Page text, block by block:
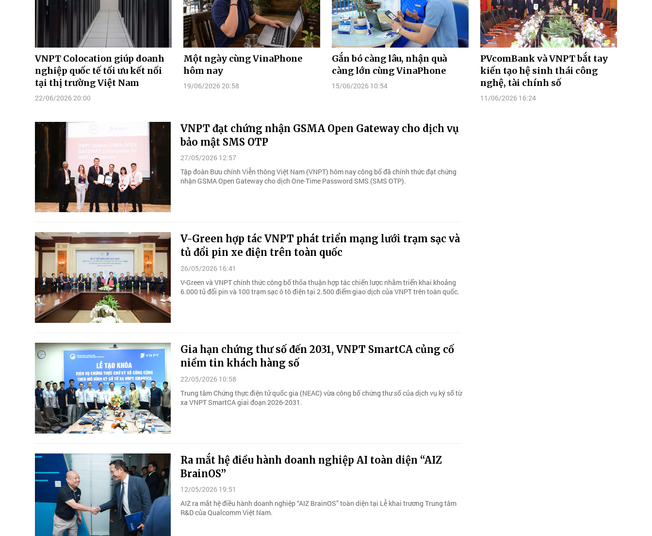
VNPT Colocation giúp doanh
nghiệp quốc tế tối ưu kết nối
tại thị trường Việt Nam
22/06/2026 20:00
Một ngày cùng VinaPhone
hôm nay
19/06/2026 20:58
Gắn bó càng lâu, nhận quà
càng lớn cùng VinaPhone
15/06/2026 10:54
PVcomBank và VNPT bắt tay
kiến tạo hệ sinh thái công
nghệ, tài chính số
11/06/2026 16:24
VNPT đạt chứng nhận GSMA Open Gateway cho dịch vụ
bảo mật SMS OTP
27/05/2026 12:57
Tập đoàn Bưu chính Viễn thông Việt Nam (VNPT) hôm nay công bố đã chính thức đạt chứng
nhận GSMA Open Gateway cho dịch One-Time Password SMS (SMS OTP).
V-Green hợp tác VNPT phát triển mạng lưới trạm sạc và
tủ đổi pin xe điện trên toàn quốc
26/05/2026 16:41
V-Green và VNPT chính thức công bố thỏa thuận hợp tác chiến lược nhằm triển khai khoảng
6.000 tủ đổi pin và 100 trạm sạc ô tô điện tại 2.500 điểm giao dịch của VNPT trên toàn quốc.
Gia hạn chứng thư số đến 2031, VNPT SmartCA củng cố
niềm tin khách hàng số
22/05/2026 10:58
Trung tâm Chứng thực điện tử quốc gia (NEAC) vừa công bố chứng thư số của dịch vụ ký số từ
xa VNPT SmartCA giai đoạn 2026-2031.
Ra mắt hệ điều hành doanh nghiệp AI toàn diện “AIZ
BrainOS”
12/05/2026 19:51
AIZ ra mắt hệ điều hành doanh nghiệp “AIZ BrainOS” toàn diện tại Lễ khai trương Trung tâm
R&D của Qualcomm Việt Nam.